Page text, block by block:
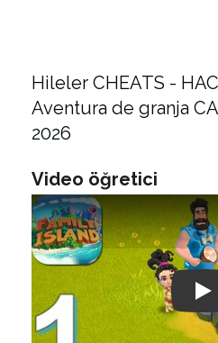
Hileler CHEATS -
Aventura de granja
2026
Video öğretici